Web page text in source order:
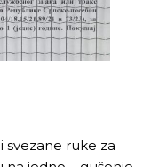
svezane ruke za